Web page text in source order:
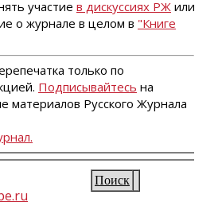
участие в дискуссиях РЖ или
о журнале в целом в "Книге
только по
Подписывайтесь на
материалов Русского Журнала
Поиск